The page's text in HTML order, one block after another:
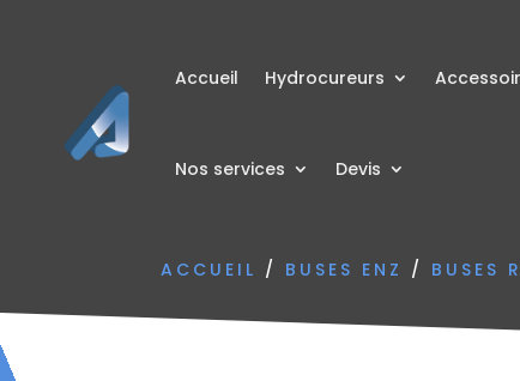
Accueil Hydrocureurs
Nos services Devis
ACCUEIL / BUSES ENZ / BUSES